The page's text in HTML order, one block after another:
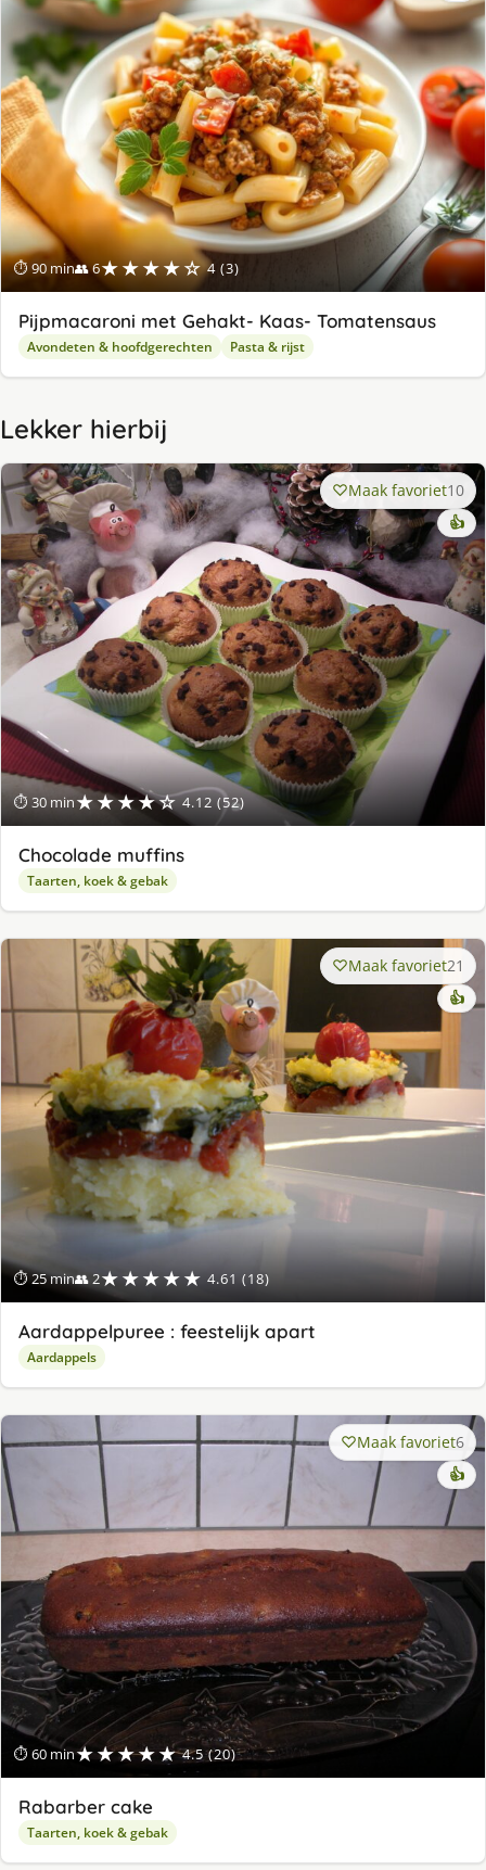
⏱ 90 min👥 6★★★★☆ 4 (3)
Pijpmacaroni met Gehakt- Kaas- Tomatensaus
Avondeten & hoofdgerechten Pasta & rijst
Lekker hierbij
⏱ 30 min★★★★☆ 4.12 (52)
Maak favoriet10
👍
Chocolade muffins
Taarten, koek & gebak
⏱ 25 min👥 2★★★★★ 4.61 (18)
Maak favoriet21
👍
Aardappelpuree : feestelijk apart
Aardappels
⏱ 60 min★★★★★ 4.5 (20)
Maak favoriet6
👍
Rabarber cake
Taarten, koek & gebak